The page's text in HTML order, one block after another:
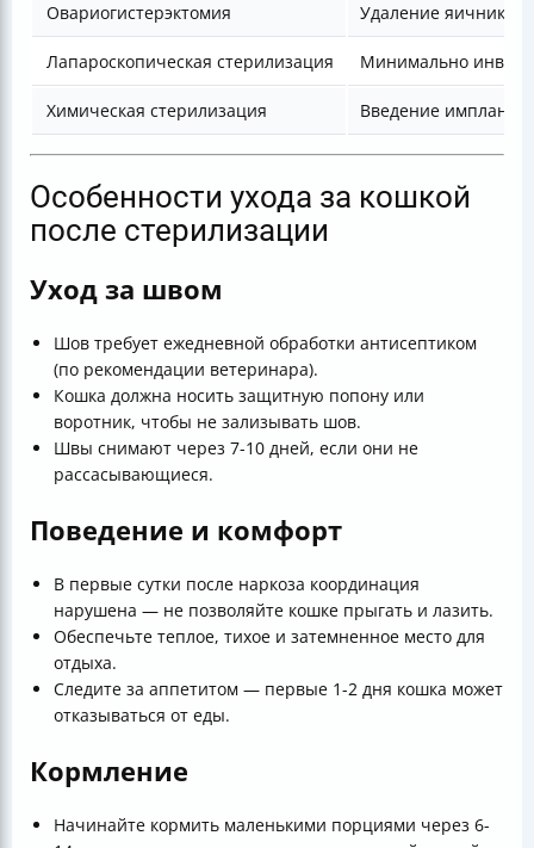
Овариогистерэктомия Удаление яичников
Лапароскопическая стерилизация Минимально
Химическая стерилизация Введение
Особенности ухода за кошкой
после стерилизации
Уход за швом
Шов требует ежедневной обработки антисептиком
(по рекомендации ветеринара).
Кошка должна носить защитную попону или
воротник, чтобы не зализывать шов.
Швы снимают через 7-10 дней, если они не
рассасывающиеся.
Поведение и комфорт
В первые сутки после наркоза координация
нарушена — не позволяйте кошке прыгать и лазить.
Обеспечьте теплое, тихое и затемненное место для
отдыха.
Следите за аппетитом — первые 1-2 дня кошка может
отказываться от еды.
Кормление
Начинайте кормить маленькими порциями через 6-